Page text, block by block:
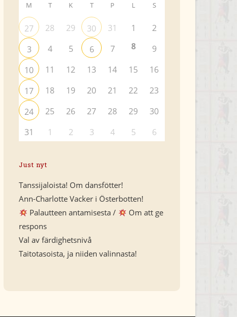
M T K T P L S
27 28 29 30 31 1
2
3
4 5 6 7 8
9
10
11 12 13 14 15
16
17
18 19 20 21 22
23
24
25 26 27 28 29
30
31
1 2 3 4 5 6
Just nyt
Tanssijaloista! Om dansfötter!
Ann-Charlotte Vacker i Österbotten!
Palautteen antamisesta /
Om att ge
respons
Val av färdighetsnivå
Taitotasoista, ja niiden valinnasta!